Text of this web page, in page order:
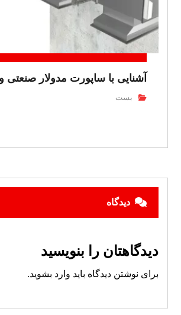
آشنایی با ساپورت مدولار صنعتی
بست
دیدگاه
دیدگاهتان را بنویسید
برای نوشتن دیدگاه باید وارد بشوید.